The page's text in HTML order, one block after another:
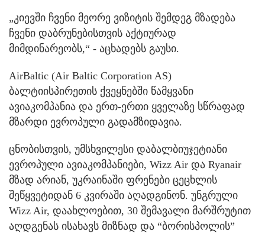
„კიევში ჩვენი მეორე ვიზიტის შემდეგ მზადება
ჩვენი დაბრუნებისთვის აქტიურად
მიმდინარეობს,“ - აცხადებს გაუსი.
AirBaltic (Air Baltic Corporation AS)
ბალტიისპირეთის ქვეყნებში წამყვანი
ავიაკომპანია და ერთ-ერთი ყველაზე სწრაფად
მზარდი ევროპული გადამზიდავია.
ცნობისთვის, უმსხვილესი დაბალბიუჯეტიანი
ევროპული ავიაკომპანიები, Wizz Air და Ryanair
მზად არიან, უკრაინაში ფრენები ცეცხლის
შეწყვეტიდან 6 კვირაში აღადგინონ. უნგრული
Wizz Air, დაახლოებით, 30 შემავალი მარშრუტით
აღდგენას ისახავს მიზნად და “ბორისპოლის”